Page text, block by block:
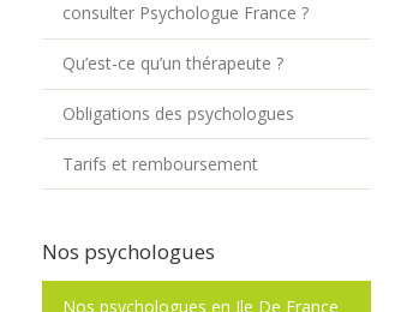
consulter Psychologue France ?
Qu’est-ce qu’un thérapeute ?
Obligations des psychologues
Tarifs et remboursement
Nos psychologues
Nos psychologues en Ile De France